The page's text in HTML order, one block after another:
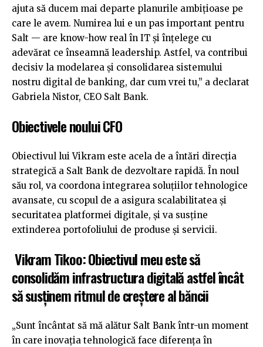
ajuta să ducem mai departe planurile ambițioase pe
care le avem. Numirea lui e un pas important pentru
Salt — are know-how real în IT și înțelege cu
adevărat ce înseamnă leadership. Astfel, va contribui
decisiv la modelarea și consolidarea sistemului
nostru digital de banking, dar cum vrei tu,” a declarat
Gabriela Nistor, CEO Salt Bank.
Obiectivele noului CFO
Obiectivul lui Vikram este acela de a întări direcția
strategică a Salt Bank de dezvoltare rapidă. În noul
său rol, va coordona integrarea soluțiilor tehnologice
avansate, cu scopul de a asigura scalabilitatea și
securitatea platformei digitale, și va susține
extinderea portofoliului de produse și servicii.
Vikram Tikoo: Obiectivul meu este să
consolidăm infrastructura digitală astfel încât
să susținem ritmul de creștere al băncii
„Sunt încântat să mă alătur Salt Bank într-un moment
în care inovația tehnologică face diferența în